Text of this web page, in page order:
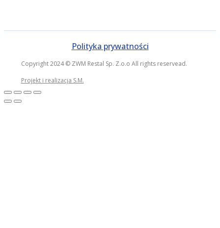
Polityka prywatności
Copyright 2024 © ZWM Restal Sp. Z.o.o All rights reservead.
Projekt i realizacja S.M.